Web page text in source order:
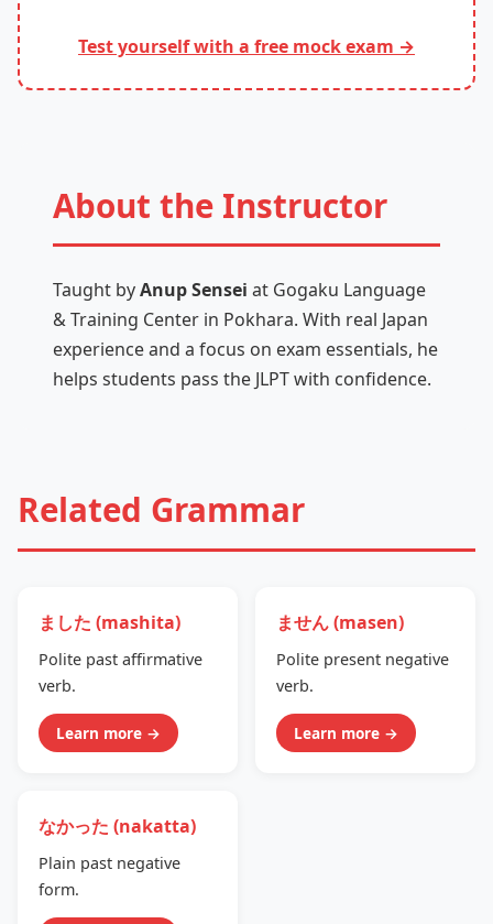
Test yourself with a free mock exam →
About the Instructor
Taught byAnup Sensei at Gogaku Language
& Training Center in Pokhara. With real Japan
experience and a focus on exam essentials, he
helps students pass the JLPT with confidence.
Related Grammar
ました (mashita)
Polite past affirmative
verb.
Learn more →
ません (masen)
Polite present negative
verb.
Learn more →
なかった (nakatta)
Plain past negative
form.